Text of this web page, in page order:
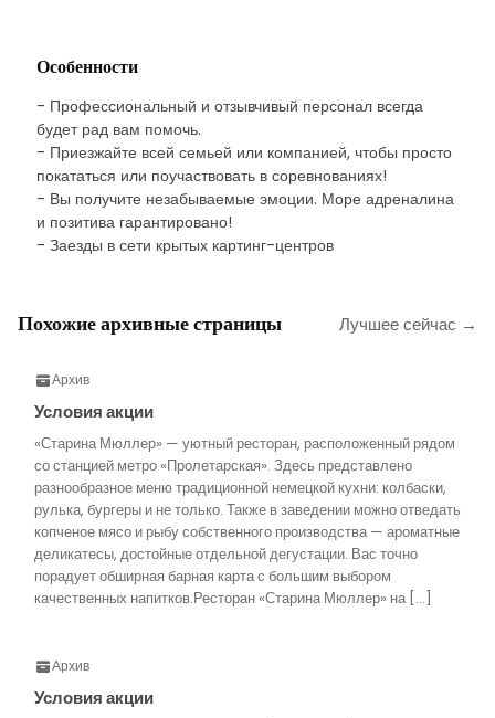
Особенности
- Профессиональный и отзывчивый персонал всегда
будет рад вам помочь.
- Приезжайте всей семьей или компанией, чтобы просто
покататься или поучаствовать в соревнованиях!
- Вы получите незабываемые эмоции. Море адреналина
и позитива гарантировано!
- Заезды в сети крытых картинг-центров
Похожие архивные страницы Лучшее сейчас →
Архив
Условия акции
«Старина Мюллер» — уютный ресторан, расположенный рядом
со станцией метро «Пролетарская». Здесь представлено
разнообразное меню традиционной немецкой кухни: колбаски,
рулька, бургеры и не только. Также в заведении можно отведать
копченое мясо и рыбу собственного производства — ароматные
деликатесы, достойные отдельной дегустации. Вас точно
порадует обширная барная карта с большим выбором
качественных напитков.Ресторан «Старина Мюллер» на […]
Архив
Условия акции